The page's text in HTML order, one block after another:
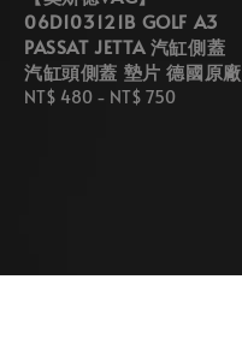
06D103121B GOLF A3
PASSAT JETTA 汽缸側蓋
汽缸頭側蓋 墊片 德國原廠
Regular
NT$ 480 - NT$ 750